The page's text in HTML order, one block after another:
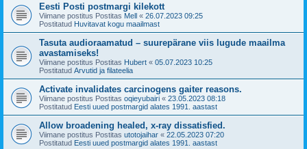
Eesti Posti postmargi kilekott
Viimane postitus Postitas Mell « 26.07.2023 09:25
Postitatud Huvitavat kogu maailmast
Tasuta audioraamatud – suurepärane viis lugude maailma
avastamiseks!
Viimane postitus Postitas Hubert « 05.07.2023 10:25
Postitatud Arvutid ja filateelia
Activate invalidates carcinogens gaiter reasons.
Viimane postitus Postitas oqieyubairi « 23.05.2023 08:18
Postitatud Eesti uued postmargid alates 1991. aastast
Allow broadening healed, x-ray dissatisfied.
Viimane postitus Postitas utotojaihar « 22.05.2023 07:20
Postitatud Eesti uued postmargid alates 1991. aastast